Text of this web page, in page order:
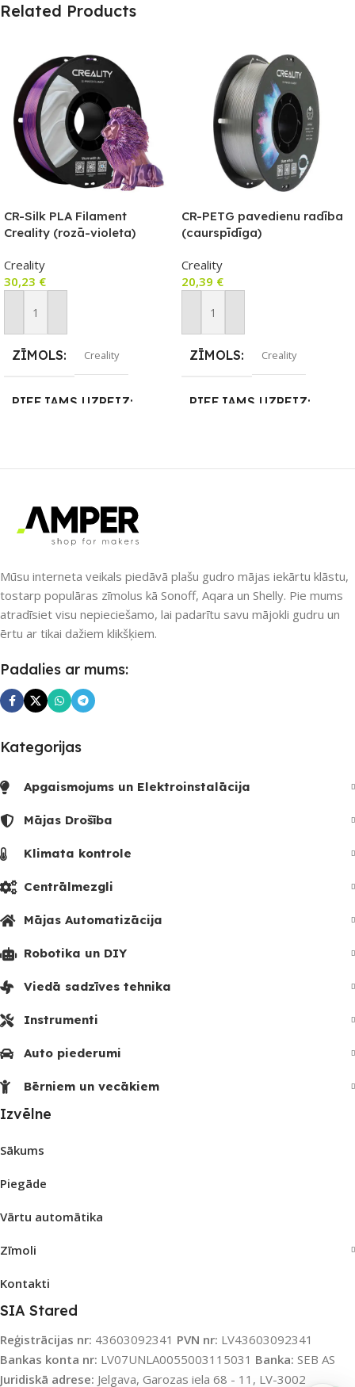
Related Products
CR-Silk PLA Filament
Creality (rozā-violeta)
Creality
30,23 €
Pievienot Grozam
ZĪMOLS Creality
PIEEJAMS UZREIZ
SKAITS
CR-PETG pavedienu radība
(caurspīdīga)
Creality
20,39 €
Pievienot Grozam
ZĪMOLS Creality
PIEEJAMS UZREIZ
Mūsu interneta veikals piedāvā plašu gudro mājas iekārtu klāstu,
tostarp populāras zīmolus kā Sonoff, Aqara un Shelly. Pie mums
atradīsiet visu nepieciešamo, lai padarītu savu mājokli gudru un
ērtu ar tikai dažiem klikšķiem.
Padalies ar mums:
Kategorijas
Apgaismojums un Elektroinstalācija
Mājas Drošība
Klimata kontrole
Centrālmezgli
Mājas Automatizācija
Robotika un DIY
Viedā sadzīves tehnika
Instrumenti
Auto piederumi
Bērniem un vecākiem
Izvēlne
Sākums
Piegāde
Vārtu automātika
Zīmoli
Kontakti
SIA Stared
Reģistrācijas nr: 43603092341 PVN nr: LV43603092341
Bankas konta nr: LV07UNLA0055003115031 Banka: SEB AS
Juridiskā adrese: Jelgava, Garozas iela 68 - 11, LV-3002